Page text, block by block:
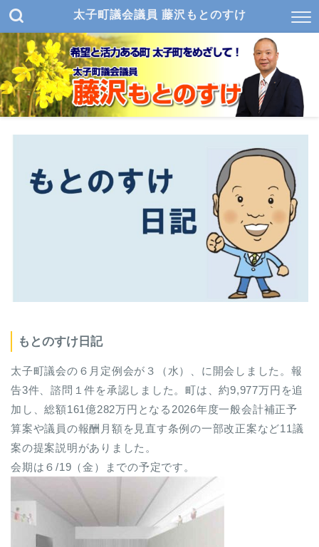
太子町議会議員 藤沢もとのすけ
もとのすけ日記
太子町議会の６月定例会が３（水）、に開会しました。報
告3件、諮問１件を承認しました。町は、約9,977万円を追
加し、総額161億282万円となる2026年度一般会計補正予
算案や議員の報酬月額を見直す条例の一部改正案など11議
案の提案説明がありました。
会期は６/19（金）までの予定です。